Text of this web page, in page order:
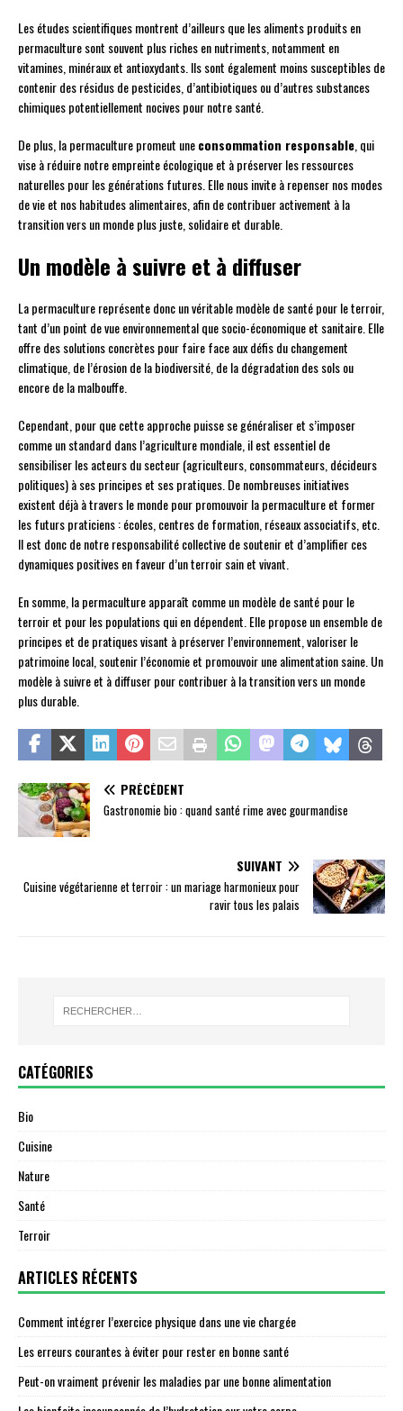
Les études scientifiques montrent d’ailleurs que les aliments produits en
permaculture sont souvent plus riches en nutriments, notamment en
vitamines, minéraux et antioxydants. Ils sont également moins susceptibles de
contenir des résidus de pesticides, d’antibiotiques ou d’autres substances
chimiques potentiellement nocives pour notre santé.
De plus, la permaculture promeut uneconsommation responsable , qui
vise à réduire notre empreinte écologique et à préserver les ressources
naturelles pour les générations futures. Elle nous invite à repenser nos modes
de vie et nos habitudes alimentaires, afin de contribuer activement à la
transition vers un monde plus juste, solidaire et durable.
Un modèle à suivre et à diffuser
La permaculture représente donc un véritable modèle de santé pour le terroir,
tant d’un point de vue environnemental que socio-économique et sanitaire. Elle
offre des solutions concrètes pour faire face aux défis du changement
climatique, de l’érosion de la biodiversité, de la dégradation des sols ou
encore de la malbouffe.
Cependant, pour que cette approche puisse se généraliser et s’imposer
comme un standard dans l’agriculture mondiale, il est essentiel de
sensibiliser les acteurs du secteur (agriculteurs, consommateurs, décideurs
politiques) à ses principes et ses pratiques. De nombreuses initiatives
existent déjà à travers le monde pour promouvoir la permaculture et former
les futurs praticiens : écoles, centres de formation, réseaux associatifs, etc.
Il est donc de notre responsabilité collective de soutenir et d’amplifier ces
dynamiques positives en faveur d’un terroir sain et vivant.
En somme, la permaculture apparaît comme un modèle de santé pour le
terroir et pour les populations qui en dépendent. Elle propose un ensemble de
principes et de pratiques visant à préserver l’environnement, valoriser le
patrimoine local, soutenir l’économie et promouvoir une alimentation saine. Un
modèle à suivre et à diffuser pour contribuer à la transition vers un monde
plus durable.
PRÉCÉDENT
Gastronomie bio : quand santé rime avec gourmandise
SUIVANT
Cuisine végétarienne et terroir : un mariage harmonieux pour
ravir tous les palais
CATÉGORIES
Bio
Cuisine
Nature
Santé
Terroir
ARTICLES RÉCENTS
Comment intégrer l’exercice physique dans une vie chargée
Les erreurs courantes à éviter pour rester en bonne santé
Peut-on vraiment prévenir les maladies par une bonne alimentation